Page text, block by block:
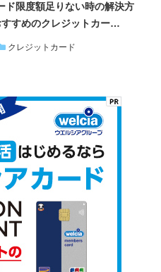
ド限度額足りない時の解決方
すめのクレジットカー…
クレジットカード